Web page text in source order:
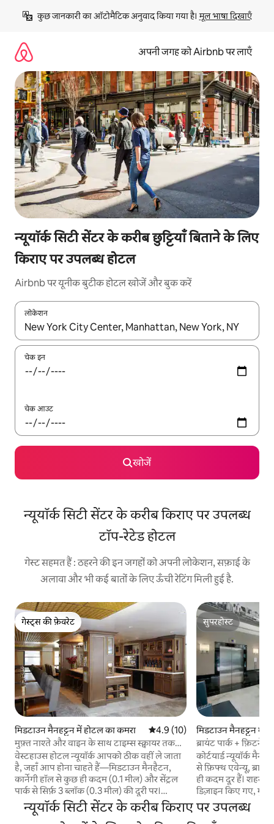
छोड़कर
कॉन्टेंट
कुछ जानकारी का ऑटोमैटिक अनुवाद किया गया है। मूल भाषा दिखाएँ
अपनी जगह को Airbnb पर लाएँ
न्यूयॉर्क सिटी सेंटर के करीब छुट्टियाँ बिताने के लिए
किराए पर उपलब्ध होटल
Airbnb पर यूनीक बुटीक होटल खोजें और बुक करें
लोकेशन
नतीजों के उपलब्ध होने पर, अप और डाउन 'ऐरो की' का इस्तेमाल करके नेविगेट
चेक इन
चेक आउट
खोजें
न्यूयॉर्क सिटी सेंटर के करीब किराए पर उपलब्ध
टॉप-रेटेड होटल
गेस्ट सहमत हैं : ठहरने की इन जगहों को अपनी लोकेशन, सफ़ाई के
अलावा और भी कई बातों के लिए ऊँची रेटिंग मिली हुई है.
गेस्ट्स की फ़ेवरेट
गेस्ट्स की फ़ेवरेट
मिडटाउन मैनहट्टन में होटल का कमरा औसत रेटिंग 5 में से 4.9, 10 समीक्षाएँ
4.9 (10)
मुफ़्त नाश्ते और वाइन के साथ टाइम्स स्क्वायर तक
पैदल जाएँ
वेस्टहाउस होटल न्यूयॉर्क आपको ठीक वहीं ले जाता
है, जहाँ आप होना चाहते हैं—मिडटाउन मैनहैटन,
कार्नेगी हॉल से कुछ ही कदम (0.1 मील) और सेंट्रल
पार्क से सिर्फ़ 3 ब्लॉक (0.3 मील) की दूरी पर।
MoMA (0.4 मील), रॉकफ़ेलर सेंटर (0.6 मील)
और टाइम्स स्क्वायर (0.7 मील) तक पैदल जाएँ, 7th
सुपरहोस्ट
सुपरहोस्ट
मिडटाउन मैनहट्टन में
रा
ब्रायंट पार्क +
कोर्टयार्ड न्यूयॉर्क
से फ़िफ्थ एवेन्यू,
ही कदम दूर हैं। शहर
डिज़ाइन किए गए, मुफ़्त
और स्मार्ट वर्कस्पेस
—ये कमरे आराम करने
न्यूयॉर्क सिटी सेंटर के करीब किराए पर उपलब्ध